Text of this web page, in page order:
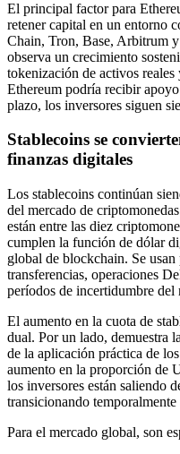
El principal factor para
retener capital en un entorno
Chain, Tron, Base, Arbitrum
observa un crecimiento
tokenización de activos
Ethereum podría recibir
plazo, los inversores siguen
Stablecoins se
finanzas digitales
Los stablecoins continúan
del mercado de
están entre las diez
cumplen la función de dólar
global de blockchain. Se
transferencias, operaciones
períodos de incertidumbre del
El aumento en la cuota de
dual. Por un lado, demuestra
de la aplicación práctica de
aumento en la proporción de
los inversores están saliendo
transicionando
Para el mercado global, son